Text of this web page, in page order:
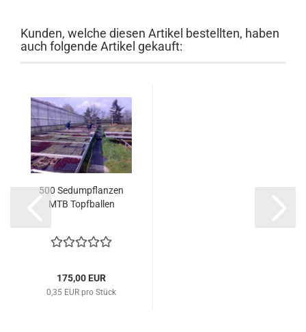
Kunden, welche diesen Artikel bestellten, haben
auch folgende Artikel gekauft:
500 Sedumpflanzen
MTB Topfballen
175,00 EUR
0,35 EUR pro Stück